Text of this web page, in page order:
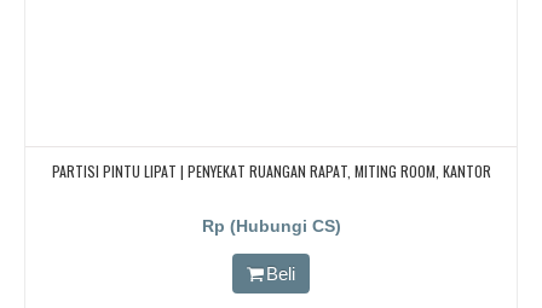
PARTISI PINTU LIPAT | PENYEKAT RUANGAN RAPAT, MITING ROOM, KANTOR
Rp (Hubungi CS)
Beli